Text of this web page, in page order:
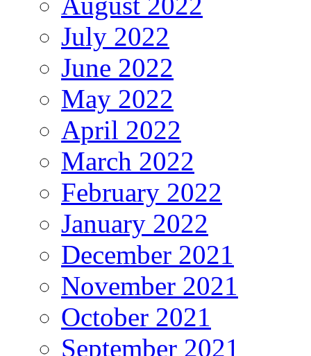
July 2022
June 2022
May 2022
April 2022
March 2022
February 2022
January 2022
December 2021
November 2021
October 2021
September 2021